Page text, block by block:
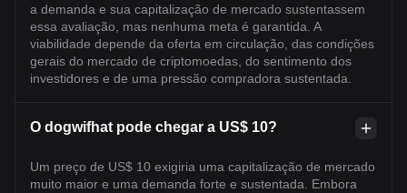
a demanda e sua capitalização de mercado sustentassem
essa avaliação, mas nenhuma meta é garantida. A
viabilidade depende da oferta em circulação, das condições
gerais do mercado de criptomoedas, do sentimento dos
investidores e de uma pressão compradora sustentada.
O dogwifhat pode chegar a US$ 10?
Um preço de US$ 10 exigiria uma capitalização de mercado
muito maior e uma demanda forte e sustentada. Embora